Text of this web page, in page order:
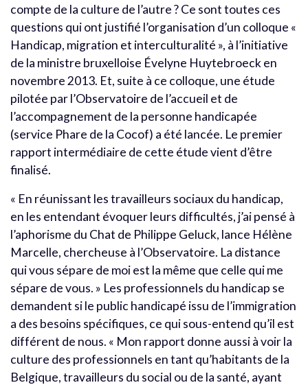
compte de la culture de l’autre ? Ce sont toutes ces
questions qui ont justifié l’organisation d’un colloque «
Handicap, migration et interculturalité », à l’initiative
de la ministre bruxelloise Évelyne Huytebroeck en
novembre 2013. Et, suite à ce colloque, une étude
pilotée par l’Observatoire de l’accueil et de
l’accompagnement de la personne handicapée
(service Phare de la Cocof) a été lancée. Le premier
rapport intermédiaire de cette étude vient d’être
finalisé.
« En réunissant les travailleurs sociaux du handicap,
en les entendant évoquer leurs difficultés, j’ai pensé à
l’aphorisme du Chat de Philippe Geluck, lance Hélène
Marcelle, chercheuse à l’Observatoire. La distance
qui vous sépare de moi est la même que celle qui me
sépare de vous. » Les professionnels du handicap se
demandent si le public handicapé issu de l’immigration
a des besoins spécifiques, ce qui sous-entend qu’il est
différent de nous. « Mon rapport donne aussi à voir la
culture des professionnels en tant qu’habitants de la
Belgique, travailleurs du social ou de la santé, ayant